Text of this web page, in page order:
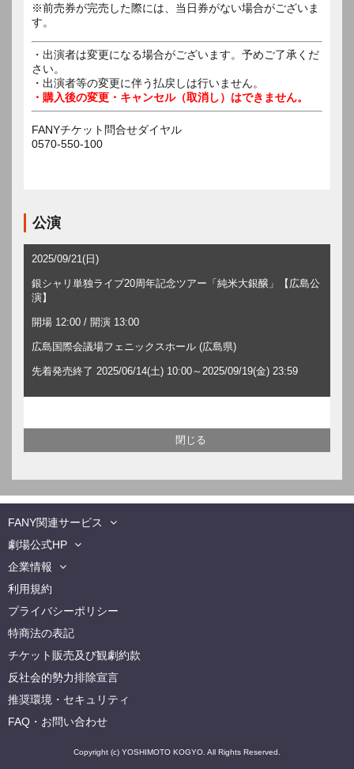
※前売券が完売した際には、当日券がない場合がございま
す。
・出演者は変更になる場合がございます。予めご了承くだ
さい。
・出演者等の変更に伴う払戻しは行いません。
・購入後の変更・キャンセル（取消し）はできません。
FANYチケット問合せダイヤル
0570-550-100
公演
2025/09/21(日)
銀シャリ単独ライブ20周年記念ツアー「純米大銀醸」【広島公
演】
開場 12:00 / 開演 13:00
広島国際会議場フェニックスホール (広島県)
先着発売終了 2025/06/14(土) 10:00～2025/09/19(金) 23:59
FANY関連サービス
劇場公式HP
企業情報
利用規約
プライバシーポリシー
特商法の表記
チケット販売及び観劇約款
反社会的勢力排除宣言
推奨環境・セキュリティ
FAQ・お問い合わせ
Copyright (c) YOSHIMOTO KOGYO. All Rights Reserved.